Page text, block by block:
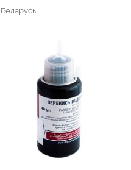
Беларусь